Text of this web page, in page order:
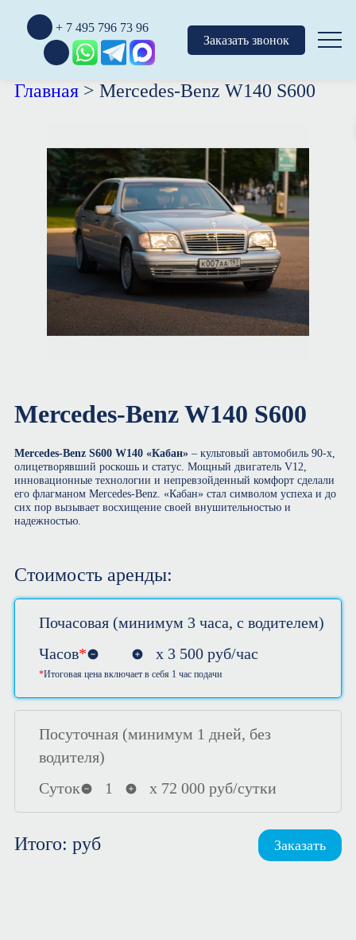
+ 7 495 796 73 96
Заказать звонок
Главная > Mercedes-Benz W140 S600
Mercedes-Benz W140 S600
Mercedes-Benz S600 W140 «Кабан» – культовый автомобиль 90-х,
олицетворявший роскошь и статус. Мощный двигатель V12,
инновационные технологии и непревзойденный комфорт сделали
его флагманом Mercedes-Benz. «Кабан» стал символом успеха и до
сих пор вызывает восхищение своей внушительностью и
надежностью.
Стоимость аренды:
Почасовая (минимум 3 часа, с водителем)
Часов* х 3 500 руб/час
Итоговая цена включает в себя 1 час подачи
Посуточная (минимум 1 дней, без
водителя)
Суток
1 х 72 000 руб/сутки
Итого: руб Заказать